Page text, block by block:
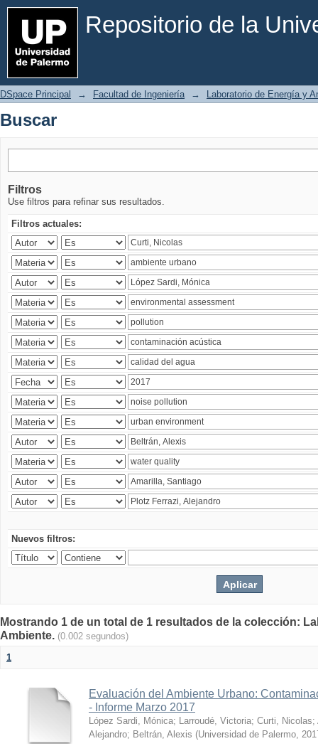
Repositorio de la
Buscar
DSpace Principal → Facultad de Ingeniería → Laboratorio de Energía y
Buscar
Filtros
Use filtros para refinar sus resultados.
Filtros actuales:
Nuevos filtros:
Mostrando 1 de un total de 1 resultados de la colección:
Ambiente. (0.002 segundos)
1
Evaluación del Ambiente Urbano:
- Informe Marzo 2017
López Sardi, Mónica; Larroudé, Victoria; Curti, Nicolas;
Alejandro; Beltrán, Alexis (Universidad de Palermo,